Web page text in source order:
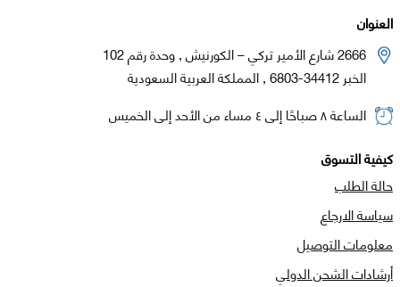
العنوان
2666 شارع الأمير تركي – الكورنيش , وحدة رقم 102
الخبر 34412-6803 , المملكة العربية السعودية
الساعة ٨ صباحًا إلى ٤ مساء من الأحد إلى الخميس
كيفية التسوق
حالة الطلب
سياسة الارجاع
معلومات التوصيل
أرشادات الشحن الدولي